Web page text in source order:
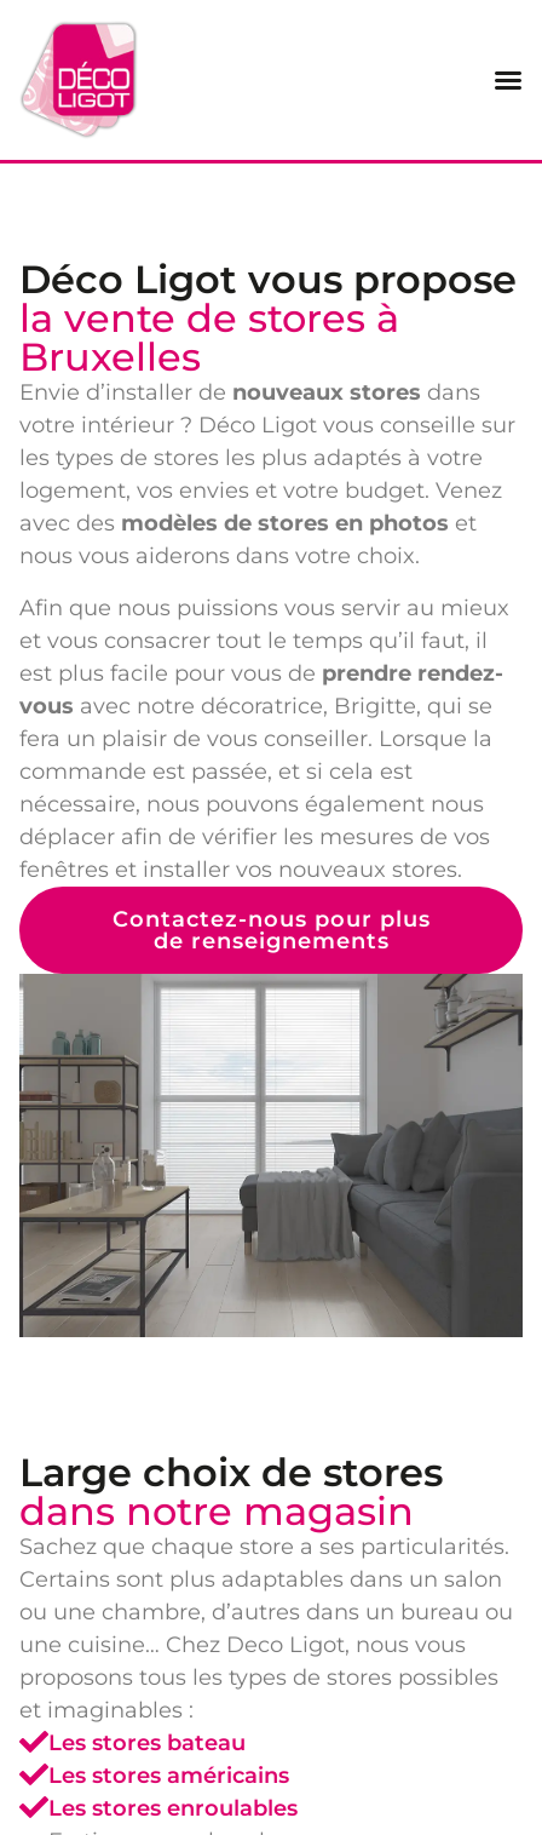
Panneau de gestion des cookies
Déco Ligot vous propose
la vente de stores à
Bruxelles
Envie d’installer de nouveaux stores dans
votre intérieur ? Déco Ligot vous conseille sur
les types de stores les plus adaptés à votre
logement, vos envies et votre budget. Venez
avec des modèles de stores en photos et
nous vous aiderons dans votre choix.
Afin que nous puissions vous servir au mieux
et vous consacrer tout le temps qu’il faut, il
est plus facile pour vous de prendre rendez-
vous avec notre décoratrice, Brigitte, qui se
fera un plaisir de vous conseiller. Lorsque la
commande est passée, et si cela est
nécessaire, nous pouvons également nous
déplacer afin de vérifier les mesures de vos
fenêtres et installer vos nouveaux stores.
Contactez-nous pour plus
de renseignements
Large choix de stores
dans notre magasin
Sachez que chaque store a ses particularités.
Certains sont plus adaptables dans un salon
ou une chambre, d’autres dans un bureau ou
une cuisine… Chez Deco Ligot, nous vous
proposons tous les types de stores possibles
et imaginables :
Les stores bateau
Les stores américains
Les stores enroulables